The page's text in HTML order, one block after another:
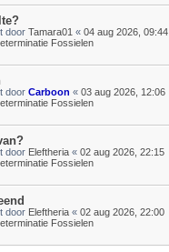
door Tamara01 « 04 aug 2026, 09:44
Fossielen
door Carboon « 03 aug 2026, 12:06
Fossielen
door Eleftheria « 02 aug 2026, 22:15
Fossielen
door Eleftheria « 02 aug 2026, 22:00
Fossielen